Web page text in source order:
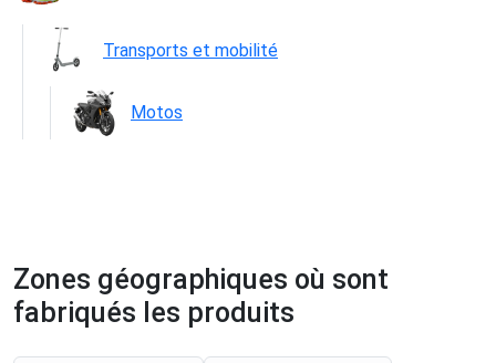
Transports et mobilité
Motos
Zones géographiques où sont
fabriqués les produits